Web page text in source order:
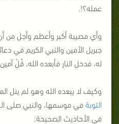
عمله؟!.
وأي مصيبة أكبر وأعظم وأجل من
جبريل الأمين والنبي الكريم في
له، فدخل النار فأبعده الله، قُلْ
وكيف لا يبعده الله وهو لم ينل
التوبةفي موسمها، والنبي صلى
في الأحاديث الصحيحة: